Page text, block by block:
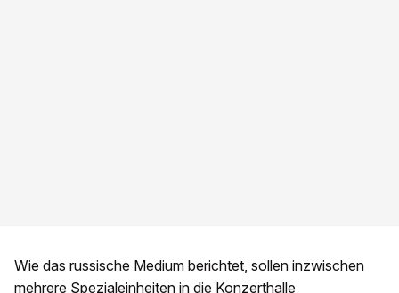
Wie das russische Medium berichtet, sollen inzwischen
mehrere Spezialeinheiten in die Konzerthalle